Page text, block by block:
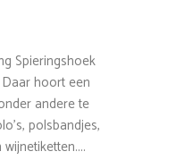
Spieringshoek
hoort een
andere te
polsbandjes,